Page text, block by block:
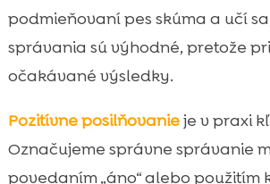
podmieňovaní pes skúma a učí
správania sú výhodné, pretože
očakávané výsledky.
Pozitívne posilňovanieje v praxi
Označujeme správne správanie
povedaním „áno“ alebo použitím